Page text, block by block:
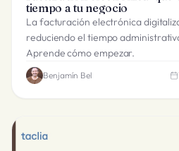
tiempo a tu negocio
La facturación electrónica
reduciendo el tiempo
Aprende cómo empezar.
Benjamín Bel